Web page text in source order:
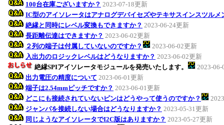
100台在庫ございますか？ 2023-07-18更新
IC型のアイソレータはアナログデバイセズやテキサスインスツルメ
絶縁と同時にレベル変換もできますか？ 2023-06-24更新
長距離伝達はできますか？ 2023-06-02更新
２列の端子は付属していないのですか？
2023-06-02更新
入出力のロジックレベルはどうなりますか？ 2023-06-02更新
絶縁SPIアイソレータモジュールを発売いたします。
2023-06-
出力電圧の精度について 2023-06-01更新
端子は2.54mmピッチですか？ 2023-06-01更新
どこにも接続されていないピンはどうやって使うのですか？
ジャンパを接続しない場合はどうなりますか？ 2023-05-31更新
同じようなアイソレータでI2C版はありますか？ 2023-05-27更新